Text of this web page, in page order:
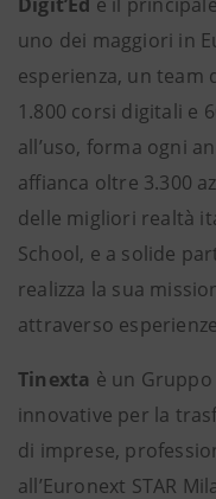
uno dei maggiori in
esperienza, un team
1.800 corsi digitali e
all’uso, forma ogni
affianca oltre 3.300
delle migliori realtà
School, e a solide
realizza la sua
attraverso
Tinexta è un
innovative per la
di imprese,
all’Euronext STAR